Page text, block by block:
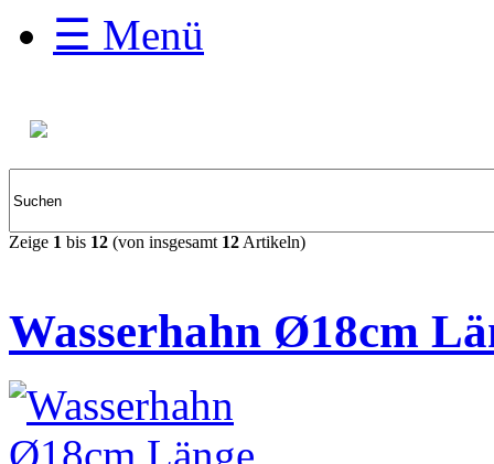
☰ Menü
Zeige 1 bis 12 (von insgesamt 12Artikeln)
Wasserhahn Ø18cm